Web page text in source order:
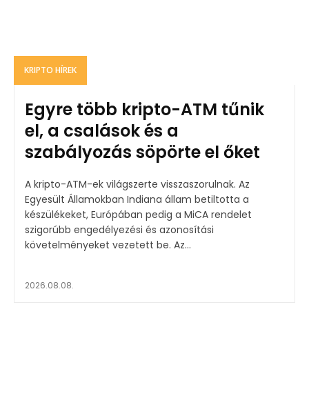
KRIPTO HÍREK
Egyre több kripto-ATM tűnik
el, a csalások és a
szabályozás söpörte el őket
A kripto-ATM-ek világszerte visszaszorulnak. Az
Egyesült Államokban Indiana állam betiltotta a
készülékeket, Európában pedig a MiCA rendelet
szigorúbb engedélyezési és azonosítási
követelményeket vezetett be. Az...
2026.08.08.